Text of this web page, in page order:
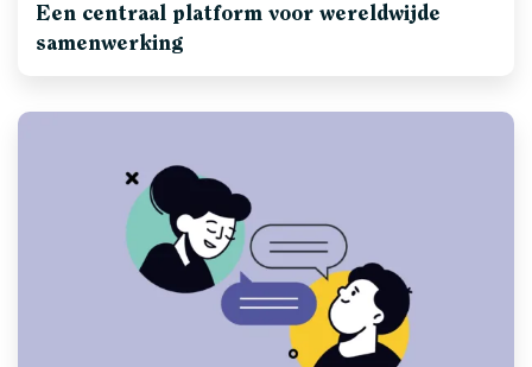
Een centraal platform voor wereldwijde
samenwerking